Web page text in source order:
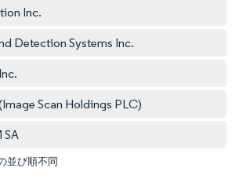
Inc.
Detection Systems Inc.
Scan Holdings PLC)
SA
並び順不同